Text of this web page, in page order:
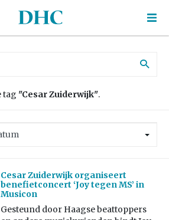
tag "Cesar Zuiderwijk".
Cesar Zuiderwijk organiseert
benefietconcert ‘Joy tegen MS’ in
Musicon
Gesteund door Haagse beattoppers